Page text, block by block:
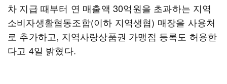
차 지급 때부터 연 매출액 30억원을 초과하는 지역
소비자생활협동조합(이하 지역생협) 매장을 사용처
로 추가하고, 지역사랑상품권 가맹점 등록도 허용한
다고 4일 밝혔다.